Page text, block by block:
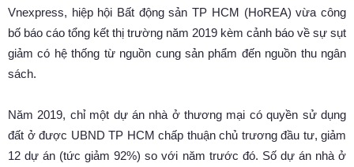
Vnexpress, hiệp hội Bất động sản TP HCM (HoREA) vừa công
bố báo cáo tổng kết thị trường năm 2019 kèm cảnh báo về sự sụt
giảm có hệ thống từ nguồn cung sản phẩm đến nguồn thu ngân
sách.
Năm 2019, chỉ một dự án nhà ở thương mại có quyền sử dụng
đất ở được UBND TP HCM chấp thuận chủ trương đầu tư, giảm
12 dự án (tức giảm 92%) so với năm trước đó. Số dự án nhà ở